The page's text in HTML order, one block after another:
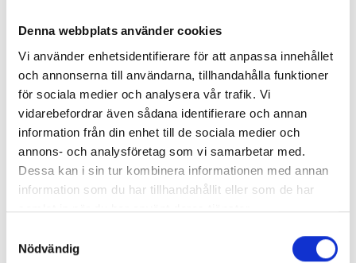
Denna webbplats använder cookies
Vi använder enhetsidentifierare för att anpassa innehållet
och annonserna till användarna, tillhandahålla funktioner
för sociala medier och analysera vår trafik. Vi
vidarebefordrar även sådana identifierare och annan
information från din enhet till de sociala medier och
annons- och analysföretag som vi samarbetar med.
Dessa kan i sin tur kombinera informationen med annan
information som du har tillhandahållit eller som de har
samlat in när du har använt deras tjänster.
Nödvändig
Leni, Moa & David 3 -
Lämnad kvar
Emma Frey-Skøtt
205 kr
Köp
Leni, Moa & David 2 -
Det som inte får hända
Emma Frey-Skøtt
202 kr